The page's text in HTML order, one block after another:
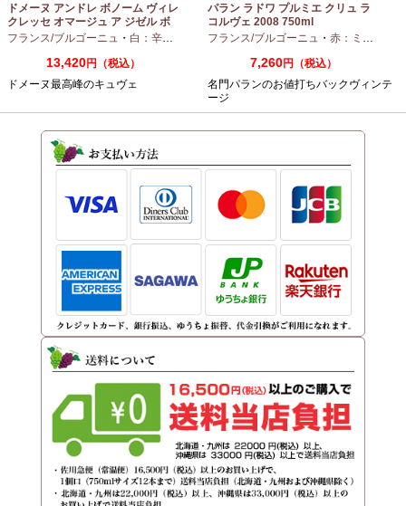
ドメーヌ アンドレ ボノーム ヴィレ
クレッセ オマージュ ア ジゼル ボ
ノーム 2023 750ml
フランス/ブルゴーニュ ・ 白：辛口 シャルドネ
13,420円（税込）
ドメーヌ最高峰のキュヴェ
パラン ラドワ プルミエ クリュ ラ
コルヴェ 2008 750ml
フランス/ブルゴーニュ ・ 赤：ミディアムボディ
7,260円（税込）
名門パランのお値打ちバックヴィンテ
ージ